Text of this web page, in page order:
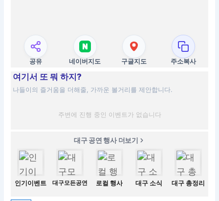
공유 네이버지도 구글지도 주소복사
여기서 또 뭐 하지?
나들이의 즐거움을 더해줄, 가까운 볼거리를 제안합니다.
주변에 진행 중인 이벤트가 없습니다
대구 공연 행사 더보기
인기이벤트 대구모든공연 로컬 행사 대구 소식 대구 총정리